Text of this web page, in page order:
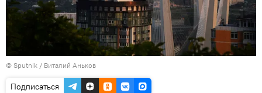
© Sputnik / Виталий Аньков
Подписаться